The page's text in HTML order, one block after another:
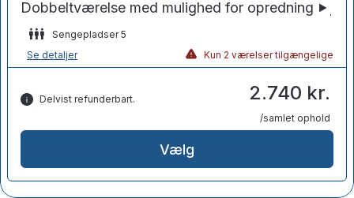
Sengepladser 5
Se detaljer
Kun 2 værelser tilgængelige
Delvist refunderbart. 2.740 kr.
/samlet ophold
Vælg